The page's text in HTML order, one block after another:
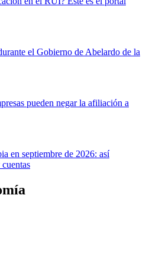
el Gobierno de Abelardo de la
pueden negar la afiliación a
en septiembre de 2026: así